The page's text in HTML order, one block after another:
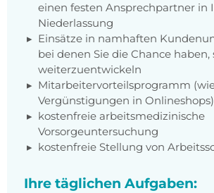
einen festen Ansprechpartner in
Niederlassung
Einsätze in namhaften
bei denen Sie die Chance haben,
weiterzuentwickeln
Mitarbeitervorteilsprogramm
Vergünstigungen in Onlineshops)
kostenfreie arbeitsmedizinische
Vorsorgeuntersuchung
kostenfreie Stellung von
Ihre täglichen Aufgaben: